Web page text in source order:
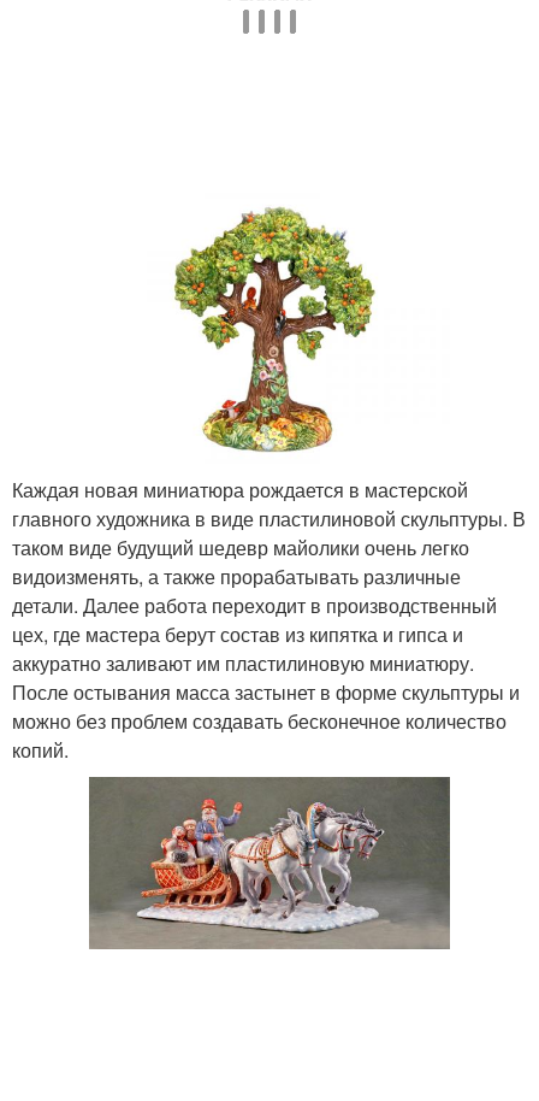
Каждая новая миниатюра рождается в мастерской
главного художника в виде пластилиновой скульптуры. В
таком виде будущий шедевр майолики очень легко
видоизменять, а также прорабатывать различные
детали. Далее работа переходит в производственный
цех, где мастера берут состав из кипятка и гипса и
аккуратно заливают им пластилиновую миниатюру.
После остывания масса застынет в форме скульптуры и
можно без проблем создавать бесконечное количество
копий.